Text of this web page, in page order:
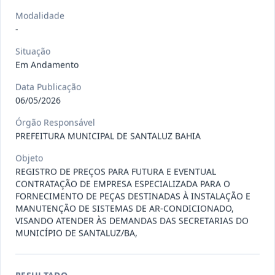
Data:13/07/2026
027/2026
Eletrônico
SEGURO, PARA
Data :13/07/2026
025/2026
Pregão
Eletrônico
REGISTRO DE PREÇO PARA A
CONTRATAÇÃO DE EMPRESA PARA
LOCAÇÃO...
Situação :
Em Andamento
Data:30/06/2026
Ver detalhes
Modalidade
-
Situação
Em Andamento
Data Publicação
06/05/2026
Órgão Responsável
PREFEITURA MUNICIPAL DE SANTALUZ BAHIA
Objeto
REGISTRO DE PREÇOS PARA FUTURA E EVENTUAL
CONTRATAÇÃO DE EMPRESA ESPECIALIZADA PARA O
FORNECIMENTO DE PEÇAS DESTINADAS À INSTALAÇÃO E
MANUTENÇÃO DE SISTEMAS DE AR-CONDICIONADO,
VISANDO ATENDER ÀS DEMANDAS DAS SECRETARIAS DO
MUNICÍPIO DE SANTALUZ/BA,